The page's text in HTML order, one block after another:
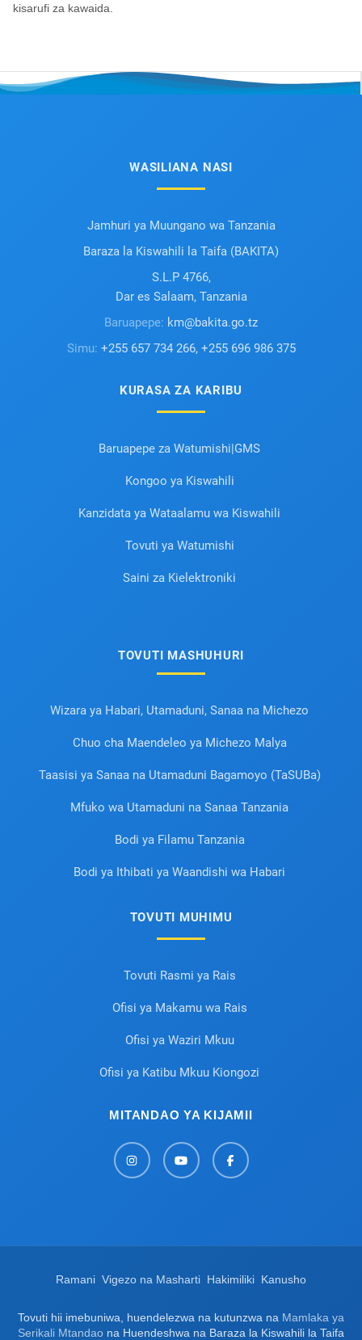
kisarufi za kawaida.
WASILIANA NASI
Jamhuri ya Muungano wa Tanzania
Baraza la Kiswahili la Taifa (BAKITA)
S.L.P 4766,
Dar es Salaam, Tanzania
Baruapepe: km@bakita.go.tz
Simu: +255 657 734 266, +255 696 986 375
KURASA ZA KARIBU
Baruapepe za Watumishi|GMS
Kongoo ya Kiswahili
Kanzidata ya Wataalamu wa Kiswahili
Tovuti ya Watumishi
Saini za Kielektroniki
TOVUTI MASHUHURI
Wizara ya Habari, Utamaduni, Sanaa na Michezo
Chuo cha Maendeleo ya Michezo Malya
Taasisi ya Sanaa na Utamaduni Bagamoyo (TaSUBa)
Mfuko wa Utamaduni na Sanaa Tanzania
Bodi ya Filamu Tanzania
Bodi ya Ithibati ya Waandishi wa Habari
TOVUTI MUHIMU
Tovuti Rasmi ya Rais
Ofisi ya Makamu wa Rais
Ofisi ya Waziri Mkuu
Ofisi ya Katibu Mkuu Kiongozi
MITANDAO YA KIJAMII
Ramani Vigezo na Masharti Hakimiliki Kanusho
Tovuti hii imebuniwa, huendelezwa na kutunzwa na Mamlaka ya
Serikali Mtandao na Huendeshwa na Baraza la Kiswahili la Taifa